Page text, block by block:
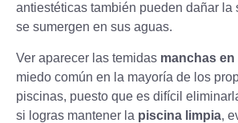
antiestéticas también pueden dañar la
se sumergen en sus aguas.
Ver aparecer las temidas manchas
miedo común en la mayoría de los
piscinas, puesto que es difícil
si logras mantener la piscina limpia,